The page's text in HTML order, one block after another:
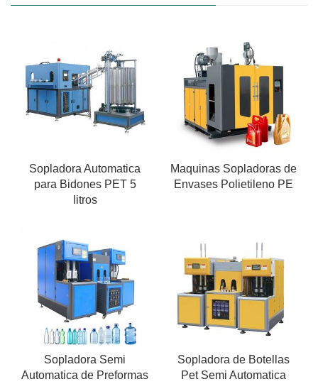
Sopladora Automatica
para Bidones PET 5
litros
Maquinas Sopladoras de
Envases Polietileno PE
Sopladora Semi
Automatica de Preformas
Sopladora de Botellas
Pet Semi Automatica